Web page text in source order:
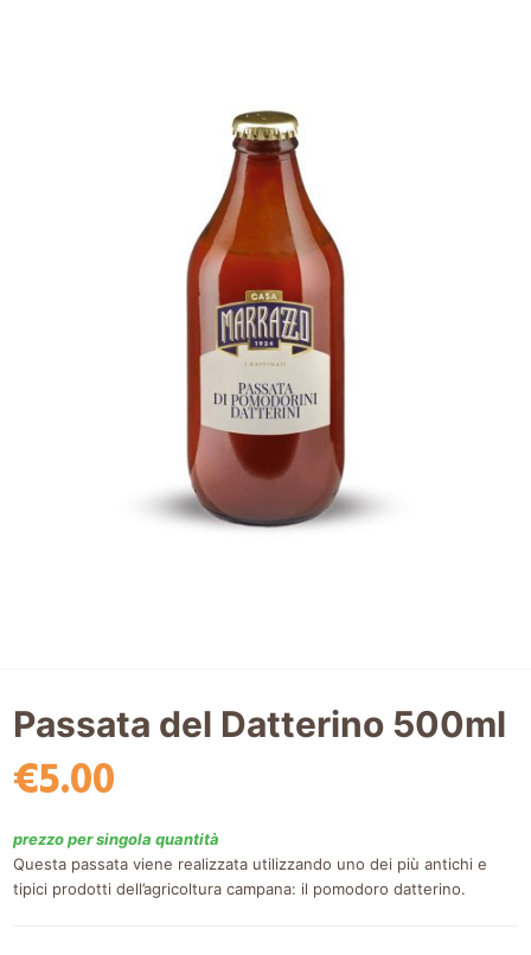
Passata del Datterino 500ml
€5.00
prezzo per singola quantità
Questa passata viene realizzata utilizzando uno dei più antichi e
tipici prodotti dell’agricoltura campana: il pomodoro datterino.